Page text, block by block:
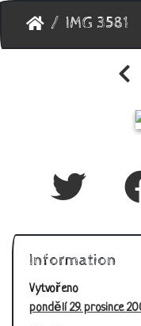
IMG 3581
Information
Vytvořeno
pondělí 29. prosince